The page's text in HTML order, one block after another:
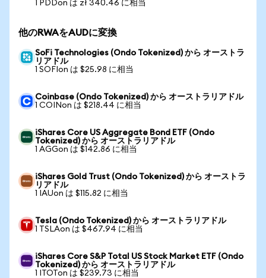
1 PDDon は zł 340.46 に相当
他のRWAをAUDに変換
SoFi Technologies (Ondo Tokenized) から オーストラ
リアドル
1 SOFIon は $25.98 に相当
Coinbase (Ondo Tokenized) から オーストラリアドル
1 COINon は $218.44 に相当
iShares Core US Aggregate Bond ETF (Ondo
Tokenized) から オーストラリアドル
1 AGGon は $142.86 に相当
iShares Gold Trust (Ondo Tokenized) から オーストラ
リアドル
1 IAUon は $115.82 に相当
Tesla (Ondo Tokenized) から オーストラリアドル
1 TSLAon は $467.94 に相当
iShares Core S&P Total US Stock Market ETF (Ondo
Tokenized) から オーストラリアドル
1 ITOTon は $239.73 に相当